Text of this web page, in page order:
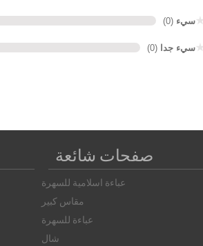
سيء (0)
سيء جدا (0)
صفحات شائعة
عباءة اسلامية للسهرة
مقاس كبير
عباءة للسهرة
شال